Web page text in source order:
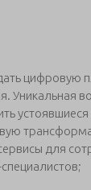
цифровую
Уникальная
для